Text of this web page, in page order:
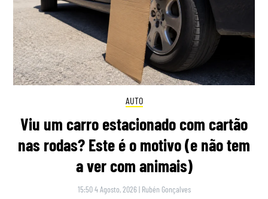
AUTO
Viu um carro estacionado com cartão
nas rodas? Este é o motivo (e não tem
a ver com animais)
15:50 4 Agosto, 2026 | Rubén Gonçalves